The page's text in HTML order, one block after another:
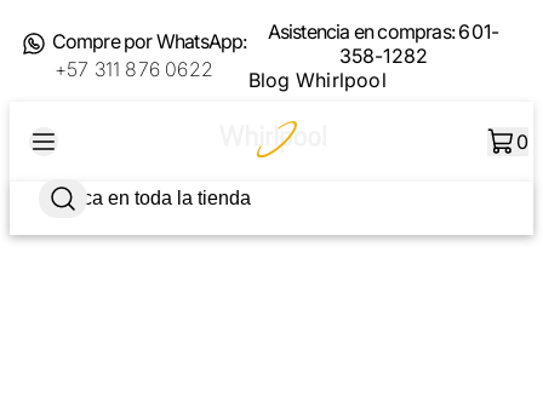
Compre por WhatsApp:
+57 311 876 0622
Asistencia en compras:601-
358-1282
Blog Whirlpool
0